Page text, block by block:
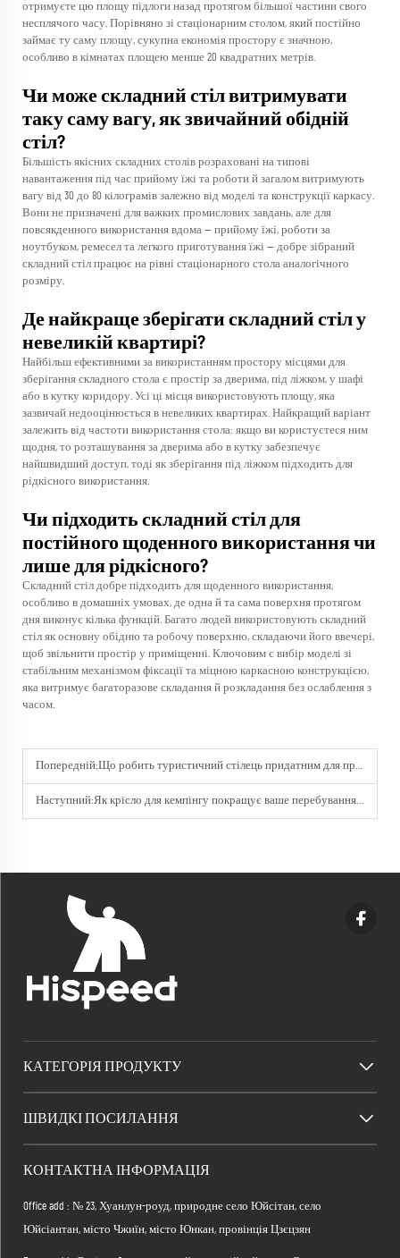
отримуєте цю площу підлоги назад протягом більшої частини свого
несплячого часу. Порівняно зі стаціонарним столом, який постійно
займає ту саму площу, сукупна економія простору є значною,
особливо в кімнатах площею менше 20 квадратних метрів.
Чи може складний стіл витримувати
таку саму вагу, як звичайний обідній
стіл?
Більшість якісних складних столів розраховані на типові
навантаження під час прийому їжі та роботи й загалом витримують
вагу від 30 до 80 кілограмів залежно від моделі та конструкції каркасу.
Вони не призначені для важких промислових завдань, але для
повсякденного використання вдома — прийому їжі, роботи за
ноутбуком, ремесел та легкого приготування їжі — добре зібраний
складний стіл працює на рівні стаціонарного стола аналогічного
розміру.
Де найкраще зберігати складний стіл у
невеликій квартирі?
Найбільш ефективними за використанням простору місцями для
зберігання складного стола є простір за дверима, під ліжком, у шафі
або в кутку коридору. Усі ці місця використовують площу, яка
зазвичай недооцінюється в невеликих квартирах. Найкращий варіант
залежить від частоти використання стола: якщо ви користуєтеся ним
щодня, то розташування за дверима або в кутку забезпечує
найшвидший доступ, тоді як зберігання під ліжком підходить для
рідкісного використання.
Чи підходить складний стіл для
постійного щоденного використання чи
лише для рідкісного?
Складний стіл добре підходить для щоденного використання,
особливо в домашніх умовах, де одна й та сама поверхня протягом
дня виконує кілька функцій. Багато людей використовують складний
стіл як основну обідню та робочу поверхню, складаючи його ввечері,
щоб звільнити простір у приміщенні. Ключовим є вибір моделі зі
стабільним механізмом фіксації та міцною каркасною конструкцією,
яка витримує багаторазове складання й розкладання без ослаблення з
часом.
Попередній:Що робить туристичний стілець придатним для пригод на свіжому повітрі?
Наступний:Як крісло для кемпінгу покращує ваше перебування на свіжому повітрі?
КАТЕГОРІЯ ПРОДУКТУ
ШВИДКІ ПОСИЛАННЯ
КОНТАКТНА ІНФОРМАЦІЯ
Office add : № 23, Хуанлун-роуд, природне село Юйсітан, село
Юйсіантан, місто Чжиїн, місто Юнкан, провінція Цзєцзян